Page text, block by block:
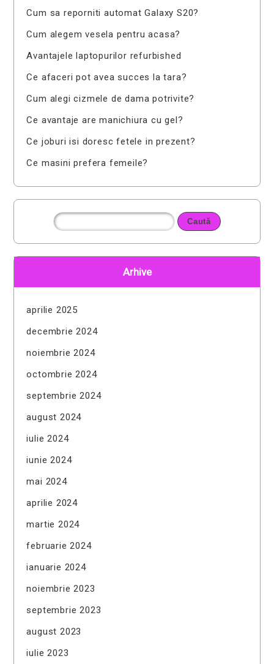
Cum sa reporniti automat Galaxy S20?
Cum alegem vesela pentru acasa?
Avantajele laptopurilor refurbished
Ce afaceri pot avea succes la tara?
Cum alegi cizmele de dama potrivite?
Ce avantaje are manichiura cu gel?
Ce joburi isi doresc fetele in prezent?
Ce masini prefera femeile?
Arhive
aprilie 2025
decembrie 2024
noiembrie 2024
octombrie 2024
septembrie 2024
august 2024
iulie 2024
iunie 2024
mai 2024
aprilie 2024
martie 2024
februarie 2024
ianuarie 2024
noiembrie 2023
septembrie 2023
august 2023
iulie 2023